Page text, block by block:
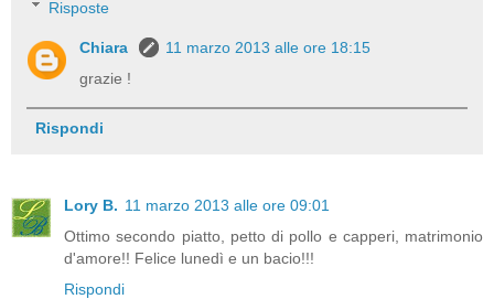
Risposte
Chiara
11 marzo 2013 alle ore 18:15
grazie !
Rispondi
Lory B. 11 marzo 2013 alle ore 09:01
Ottimo secondo piatto, petto di pollo e capperi, matrimonio
d'amore!! Felice lunedì e un bacio!!!
Rispondi